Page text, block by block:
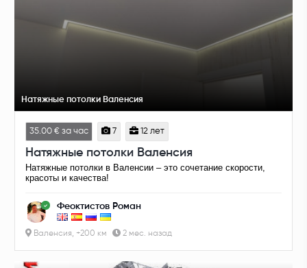
Натяжные потолки Валенсия
35.00 € за час 7 12 лет
Натяжные потолки Валенсия
Натяжные потолки в Валенсии – это сочетание скорости,
красоты и качества!
Феоктистов Роман
Валенсия, +200 км 2 мес. назад